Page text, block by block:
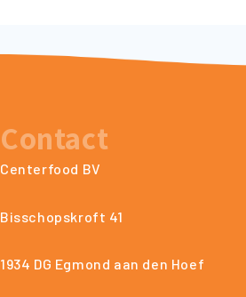
Contact
Centerfood BV
Bisschopskroft 41
1934 DG Egmond aan den Hoef